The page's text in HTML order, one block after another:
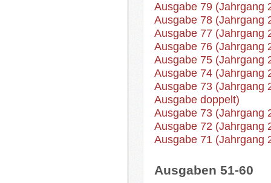
Ausgabe 79 (Jahrgang
Ausgabe 78 (Jahrgang
Ausgabe 77 (Jahrgang
Ausgabe 76 (Jahrgang
Ausgabe 75 (Jahrgang
Ausgabe 74 (Jahrgang
Ausgabe 73 (Jahrgang
Ausgabe doppelt)
Ausgabe 73 (Jahrgang
Ausgabe 72 (Jahrgang
Ausgabe 71 (Jahrgang
Ausgaben 51-60